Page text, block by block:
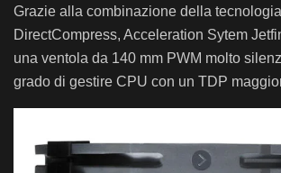
Grazie alla combinazione della tecnologia
DirectCompress, Acceleration Sytem
una ventola da 140 mm PWM molto
grado di gestire CPU con un TDP